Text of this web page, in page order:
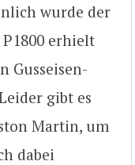
wurde der
erhielt
Gusseisen-
gibt es
Martin, um
dabei